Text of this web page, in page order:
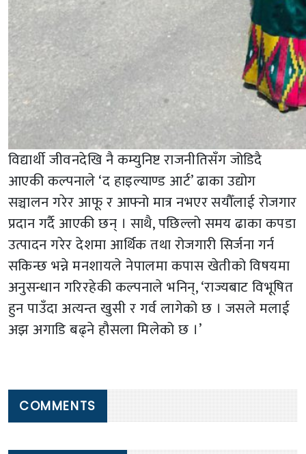
विद्यार्थी जीवनदेखि नै कम्युनिष्ट राजनीतिसँग जोडिदै
आएकी कल्पनाले ‘द हाइल्याण्ड आर्ट’ ढाका उद्योग
सञ्चालन गरेर आफू र आफ्नो मात्र नभएर सयौँलाई रोजगार
प्रदान गर्दै आएकी छन् । साथै, पछिल्लो समय ढाका कपडा
उत्पादन गरेर देशमा आर्थिक तथा रोजगारी सिर्जना गर्न
सकिन्छ भन्ने मनशायले नेपालमा कपास खेतीको विषयमा
अनुसन्धान गरिरहेकी कल्पनाले भनिन्, ‘राज्यबाट विभूषित
हुन पाउँदा अत्यन्त खुसी र गर्व लागेको छ । जसले मलाई
अझ अगाडि बढ्ने हौसला मिलेको छ ।’
COMMENTS